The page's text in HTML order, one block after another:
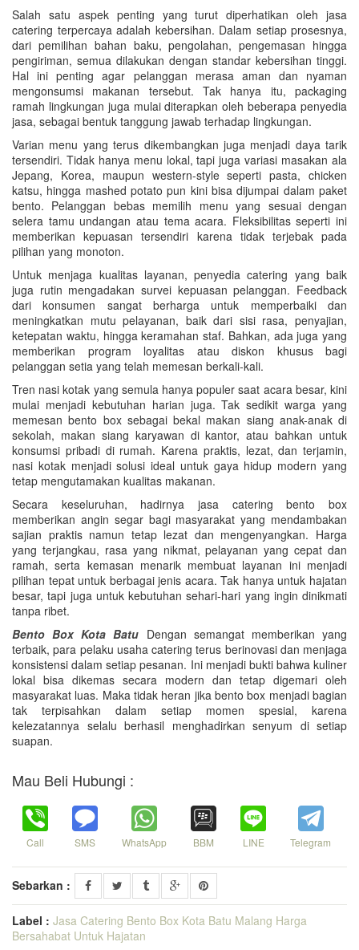
Salah satu aspek penting yang turut diperhatikan oleh jasa
catering terpercaya adalah kebersihan. Dalam setiap prosesnya,
dari pemilihan bahan baku, pengolahan, pengemasan hingga
pengiriman, semua dilakukan dengan standar kebersihan tinggi.
Hal ini penting agar pelanggan merasa aman dan nyaman
mengonsumsi makanan tersebut. Tak hanya itu, packaging
ramah lingkungan juga mulai diterapkan oleh beberapa penyedia
jasa, sebagai bentuk tanggung jawab terhadap lingkungan.
Varian menu yang terus dikembangkan juga menjadi daya tarik
tersendiri. Tidak hanya menu lokal, tapi juga variasi masakan ala
Jepang, Korea, maupun western-style seperti pasta, chicken
katsu, hingga mashed potato pun kini bisa dijumpai dalam paket
bento. Pelanggan bebas memilih menu yang sesuai dengan
selera tamu undangan atau tema acara. Fleksibilitas seperti ini
memberikan kepuasan tersendiri karena tidak terjebak pada
pilihan yang monoton.
Untuk menjaga kualitas layanan, penyedia catering yang baik
juga rutin mengadakan survei kepuasan pelanggan. Feedback
dari konsumen sangat berharga untuk memperbaiki dan
meningkatkan mutu pelayanan, baik dari sisi rasa, penyajian,
ketepatan waktu, hingga keramahan staf. Bahkan, ada juga yang
memberikan program loyalitas atau diskon khusus bagi
pelanggan setia yang telah memesan berkali-kali.
Tren nasi kotak yang semula hanya populer saat acara besar, kini
mulai menjadi kebutuhan harian juga. Tak sedikit warga yang
memesan bento box sebagai bekal makan siang anak-anak di
sekolah, makan siang karyawan di kantor, atau bahkan untuk
konsumsi pribadi di rumah. Karena praktis, lezat, dan terjamin,
nasi kotak menjadi solusi ideal untuk gaya hidup modern yang
tetap mengutamakan kualitas makanan.
Secara keseluruhan, hadirnya jasa catering bento box
memberikan angin segar bagi masyarakat yang mendambakan
sajian praktis namun tetap lezat dan mengenyangkan. Harga
yang terjangkau, rasa yang nikmat, pelayanan yang cepat dan
ramah, serta kemasan menarik membuat layanan ini menjadi
pilihan tepat untuk berbagai jenis acara. Tak hanya untuk hajatan
besar, tapi juga untuk kebutuhan sehari-hari yang ingin dinikmati
tanpa ribet.
Bento Box Kota Batu Dengan semangat memberikan yang
terbaik, para pelaku usaha catering terus berinovasi dan menjaga
konsistensi dalam setiap pesanan. Ini menjadi bukti bahwa kuliner
lokal bisa dikemas secara modern dan tetap digemari oleh
masyarakat luas. Maka tidak heran jika bento box menjadi bagian
tak terpisahkan dalam setiap momen spesial, karena
kelezatannya selalu berhasil menghadirkan senyum di setiap
suapan.
Mau Beli Hubungi :
Call SMS WhatsApp BBM LINE Telegram
Sebarkan :
Label : Jasa Catering Bento Box Kota Batu Malang Harga
Bersahabat Untuk Hajatan